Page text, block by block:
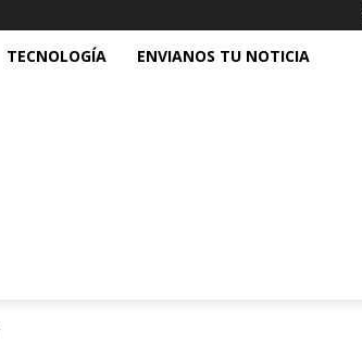
TECNOLOGÍA ENVIANOS TU NOTICIA